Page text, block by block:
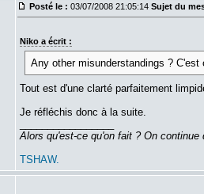
Posté le : 03/07/2008 21:05:14 Sujet du
Niko a écrit :
Any other misunderstandings ? C'est
Tout est d'une clarté parfaitement
Je réfléchis donc à la suite.
Alors qu'est-ce qu'on fait ? On continue
TSHAW.